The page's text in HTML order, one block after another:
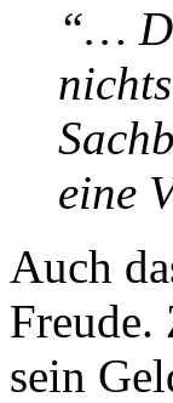
“…
eine
Auch
Freude.
sein